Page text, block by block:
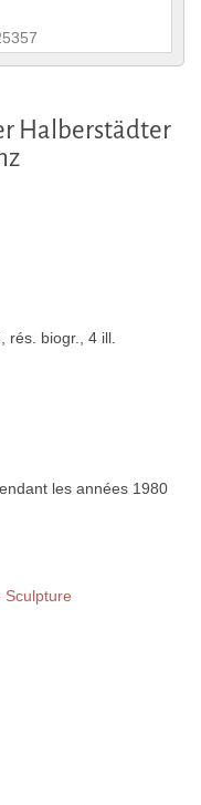
Halberstädter
rés. biogr., 4 ill.
les années 1980